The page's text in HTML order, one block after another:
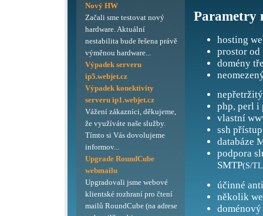
Parametry
hosting
prostor od
domény
php, perl i
vlastní
ssh přístup
databáze
podpora
SMTP(S/
účinné
několik
doménový
Nový HW
Začali sme testovat nový
hardware. Aktuální
nestabilita bude řešena právě
výměnou hardware...
Výpadek serveru
ip5.webjet.cz
Výpadek konektivity
serveru ip1.webjet.cz
Vážení zákazníci, děkujeme,
že využíváte naše služby.
Tímto si Vás dovolujeme
informov...
Upgrade RoundCube
webmailu
Upgradovali jsme webové
klientské rozhraní pro čtení
mailů RoundCube (na adrese